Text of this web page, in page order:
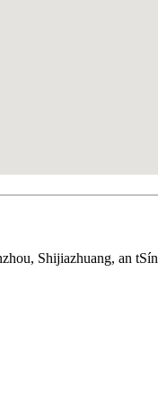
Shijiazhuang, an tSín